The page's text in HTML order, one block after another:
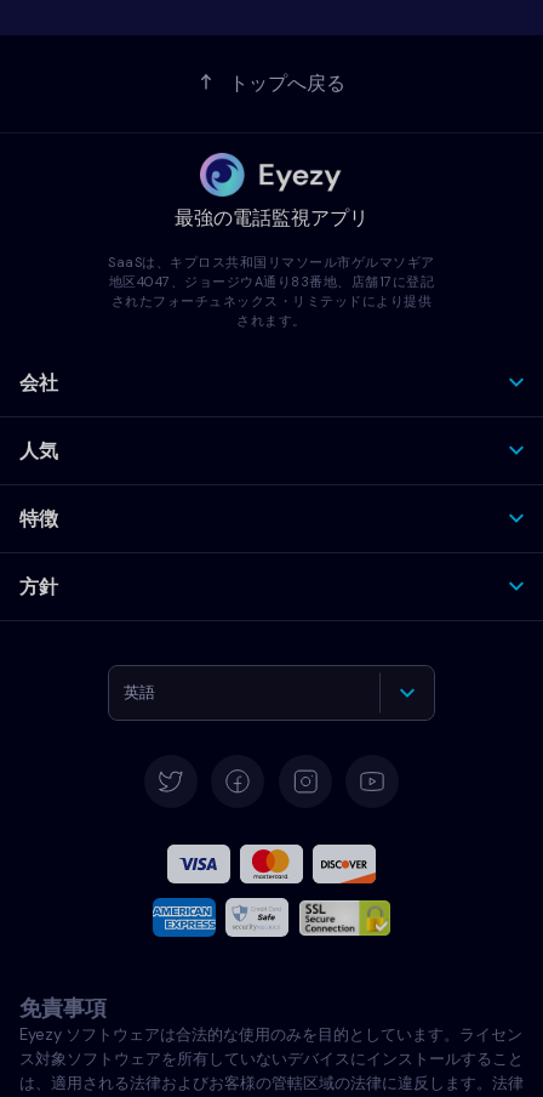
トップへ戻る
最強の電話監視アプリ
SaaSは、キプロス共和国リマソール市ゲルマソギア
地区4047、ジョージウA通り83番地、店舗17に登記
されたフォーチュネックス・リミテッドにより提供
されます。
会社
人気
特徴
方針
英語
フランス語
イタリア語
トルコ語
免責事項
Eyezy ソフトウェアは合法的な使用のみを目的としています。ライセン
ス対象ソフトウェアを所有していないデバイスにインストールすること
は、適用される法律およびお客様の管轄区域の法律に違反します。法律